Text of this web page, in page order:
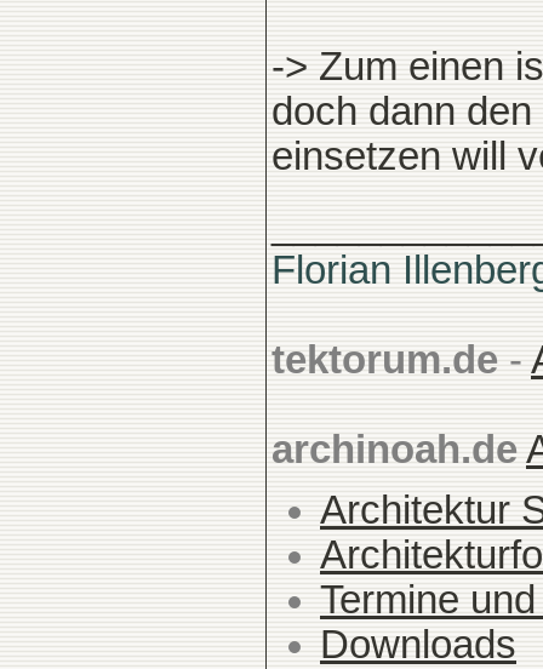
-> Zum einen
doch dann
einsetzen will
Florian
tektorum.de -
archinoah.de
Architektur
Termine
Downloads